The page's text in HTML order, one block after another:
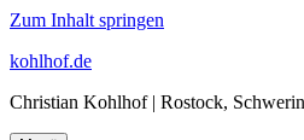
Zum Inhalt springen
kohlhof.de
Christian Kohlhof | Rostock, Schwerin